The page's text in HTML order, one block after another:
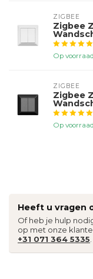
ZIGBEE
Zigbee
Op voorraad
ZIGBEE
Zigbee
Op voorraad
Heeft u vragen
Of heb je hulp
op met onze
+31 071 364 5335